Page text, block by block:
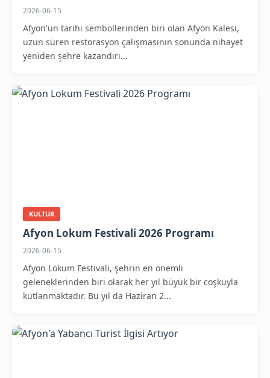
2026-06-15
Afyon'un tarihi sembollerinden biri olan Afyon Kalesi,
uzun süren restorasyon çalışmasının sonunda nihayet
yeniden şehre kazandırı...
KULTUR
Afyon Lokum Festivali 2026 Programı
2026-06-15
Afyon Lokum Festivali, şehrin en önemli
geleneklerinden biri olarak her yıl büyük bir coşkuyla
kutlanmaktadır. Bu yıl da Haziran 2...